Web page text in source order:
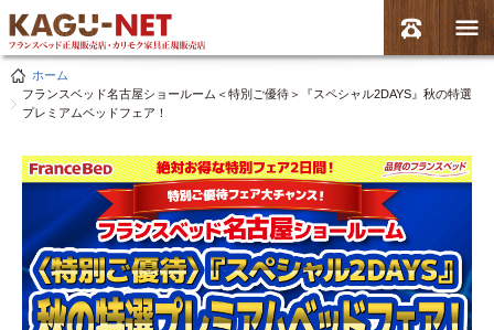
ホーム
フランスベッド名古屋ショールーム＜特別ご優待＞『スペシャル2DAYS』秋の特選
プレミアムベッドフェア！